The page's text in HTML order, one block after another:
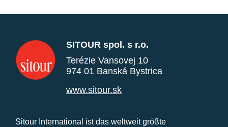
SITOUR spol. s r.o.
Terézie Vansovej 10
974 01 Banská Bystrica
www.sitour.sk
Sitour International ist das weltweit größte